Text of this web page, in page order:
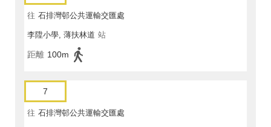
往 石排灣邨公共運輸交匯處
李陞小學, 薄扶林道 站
距離 100m
7
往 石排灣邨公共運輸交匯處